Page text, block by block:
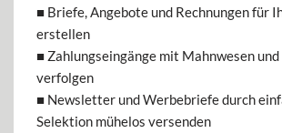
■ Briefe, Angebote und Rechnungen für
erstellen
■ Zahlungseingänge mit Mahnwesen und
verfolgen
■ Newsletter und Werbebriefe durch
Selektion mühelos versenden